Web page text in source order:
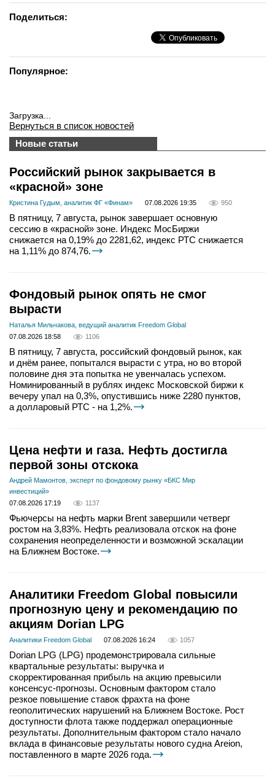
Поделиться:
Популярное:
Загрузка...
Вернуться в список новостей
Новые статьи
Российский рынок закрывается в
«красной» зоне
Кристина Гудым, аналитик ФГ «Финам» 07.08.2026 19:35 950
В пятницу, 7 августа, рынок завершает основную
сессию в «красной» зоне. Индекс МосБиржи
снижается на 0,19% до 2281,62, индекс РТС снижается
на 1,11% до 874,76.
Фондовый рынок опять не смог
вырасти
Наталья Мильчакова, ведущий аналитик Freedom Global
07.08.2026 18:58
1106
В пятницу, 7 августа, российский фондовый рынок, как
и днём ранее, попытался вырасти с утра, но во второй
половине дня эта попытка не увенчалась успехом.
Номинированный в рублях индекс Московской биржи к
вечеру упал на 0,3%, опустившись ниже 2280 пунктов,
а долларовый РТС - на 1,2%.
Цена нефти и газа. Нефть достигла
первой зоны отскока
Андрей Мамонтов, эксперт по фондовому рынку «БКС Мир
инвестиций»
07.08.2026 17:19
1137
Фьючерсы на нефть марки Brent завершили четверг
ростом на 3,83%. Нефть реализовала отскок на фоне
сохранения неопределенности и возможной эскалации
на Ближнем Востоке.
Аналитики Freedom Global повысили
прогнозную цену и рекомендацию по
акциям Dorian LPG
Аналитики Freedom Global 07.08.2026 16:24 1057
Dorian LPG (LPG) продемонстрировала сильные
квартальные результаты: выручка и
скорректированная прибыль на акцию превысили
консенсус-прогнозы. Основным фактором стало
резкое повышение ставок фрахта на фоне
геополитических нарушений на Ближнем Востоке. Рост
доступности флота также поддержал операционные
результаты. Дополнительным фактором стало начало
вклада в финансовые результаты нового судна Areion,
поставленного в марте 2026 года.